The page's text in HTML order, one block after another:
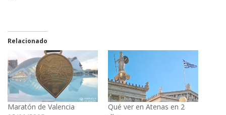
Relacionado
Maratón de Valencia
Qué ver en Atenas en 2